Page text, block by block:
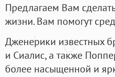
Предлагаем Вам
жизни. Вам помогут
Дженерики известных
и Сиалис, а также
более насыщенной и